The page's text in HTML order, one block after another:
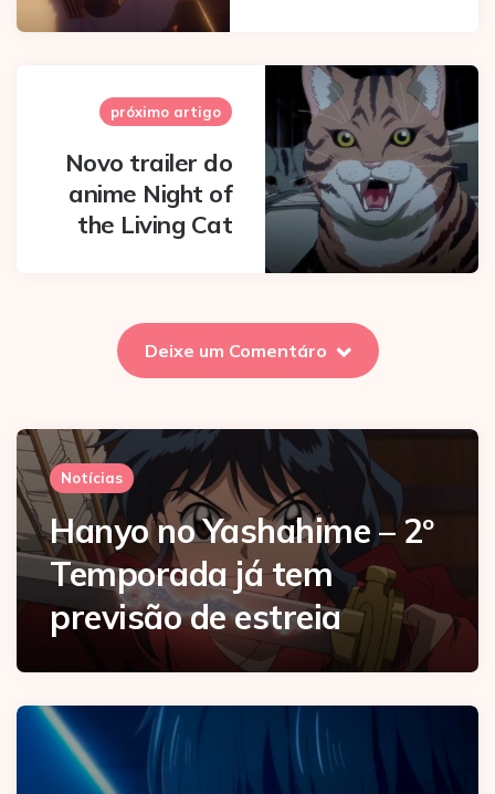
próximo artigo
Novo trailer do
anime Night of
the Living Cat
Deixe um Comentáro
Notícias
Hanyo no Yashahime – 2º
Temporada já tem
previsão de estreia